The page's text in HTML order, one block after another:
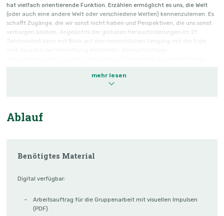
hat vielfach orientierende Funktion. Erzählen ermöglicht es uns, die Welt
(oder auch eine andere Welt oder verschiedene Welten) kennenzulernen. Es
schafft Zugänge, die wir sonst nicht haben und Perspektiven, die uns sonst
verborgen bleiben. Angesichts der globalen Herausforderungen im 21.
Jahrhundert kann mit Blick auf den menschlichen Umgang mit der Erde
einen wertvollen Beitrag zur verantwortungsvollen Gestaltung der Zukunft.
Neben der Wissensvermittlung geht es oft darum auszuloten, wie mit den
Möglichkeit, nicht allein aus eigenen Erfahrungen, sondern auch aus denen
anderer zu lernen und so das eigene Handeln weiterzuentwickeln.
aber auch für manipulative Zwecke eingesetzt werden – zur Werbung, im
Von daher ist es im Sinne kritischer Medienerziehung als zentraler Beitrag
einer BNE unerlässlich, Schüler:innen an Reflexionsprozesse heranzuführen
mehr lesen
Ablauf
Benötigtes Material
Digital verfügbar:
Arbeitsauftrag für die Gruppenarbeit mit visuellen Impulsen
(PDF)